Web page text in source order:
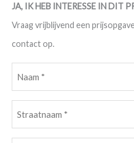
JA, IK HEB INTERESSE IN DIT
Vraag vrijblijvend een
contact op.
(Vereist)
(Vereist)